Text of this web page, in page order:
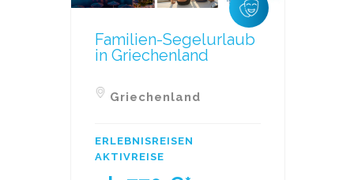
Familien-Segelurlaub
in Griechenland
Griechenland
ERLEBNISREISEN
AKTIVREISE